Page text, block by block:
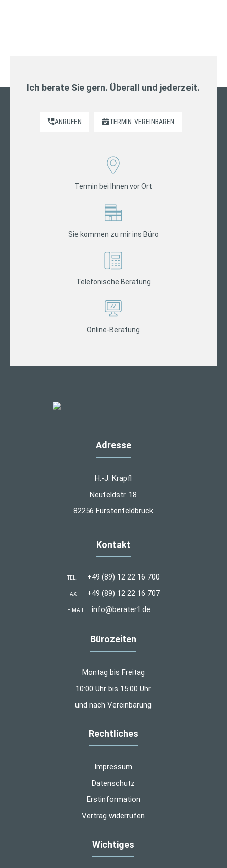
Ich berate Sie gern. Überall und jederzeit.
ANRUFEN TERMIN VEREINBAREN
Termin bei Ihnen vor Ort
Sie kommen zu mir ins Büro
Telefonische Beratung
Online-Beratung
Adresse
H.-J. Krapfl
Neufeldstr. 18
82256 Fürstenfeldbruck
Kontakt
TEL. +49 (89) 12 22 16 700
FAX +49 (89) 12 22 16 707
E-MAIL info@berater1.de
Bürozeiten
Montag bis Freitag
10:00 Uhr bis 15:00 Uhr
und nach Vereinbarung
Rechtliches
Impressum
Datenschutz
Erstinformation
Vertrag widerrufen
Wichtiges